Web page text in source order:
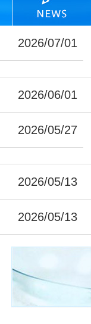
2026/07/01
2026/06/01
2026/05/27
2026/05/13
2026/05/13